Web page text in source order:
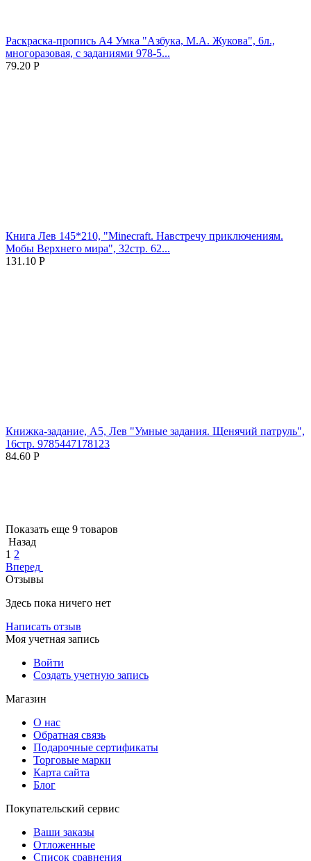
Раскраска-пропись А4 Умка "Азбука, М.А. Жукова", 6л.,
многоразовая, с заданиями 978-5...
79.20 Р
Книга Лев 145*210, "Minecraft. Навстречу приключениям.
Мобы Верхнего мира", 32стр. 62...
131.10 Р
Книжка-задание, А5, Лев "Умные задания. Щенячий патруль",
16стр. 9785447178123
84.60 Р
Показать еще 9 товаров
Назад
1 2
Вперед
Отзывы
Здесь пока ничего нет
Написать отзыв
Моя учетная запись
Войти
Создать учетную запись
Магазин
О нас
Обратная связь
Подарочные сертификаты
Торговые марки
Карта сайта
Блог
Покупательский сервис
Ваши заказы
Отложенные
Список сравнения